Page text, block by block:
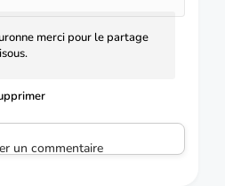
merci pour le partage
un commentaire